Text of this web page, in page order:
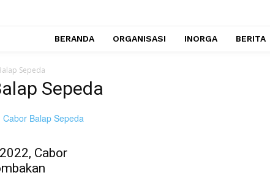
BERANDA ORGANISASI INORGA BERITA
Sepeda
Sepeda
Cabor